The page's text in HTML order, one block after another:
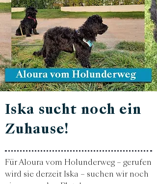
Iska sucht noch ein
Zuhause!
Für Aloura vom Holunderweg – gerufen
wird sie derzeit Iska – suchen wir noch